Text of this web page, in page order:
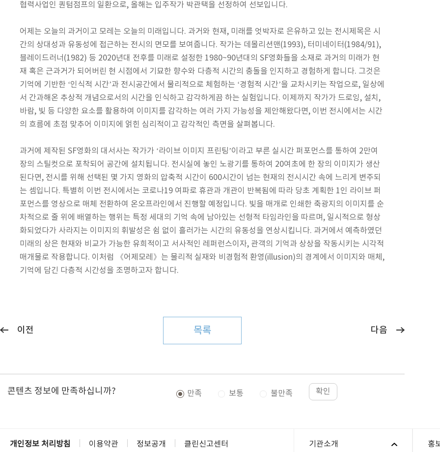
협력사업인 퀀텀점프의 일환으로, 올해는 입주작가 박관택을 선정하여 선보입니다.
어제는 오늘의 과거이고 모레는 오늘의 미래입니다. 과거와 현재, 미래를 엇박자로 은유하고 있는 전시제목은 시
간의 상대성과 유동성에 접근하는 전시의 면모를 보여줍니다. 작가는 데몰리션맨(1993), 터미네이터(1984/91),
블레이드러너(1982) 등 2020년대 전후를 미래로 설정한 1980~90년대의 SF영화들을 소재로 과거의 미래가 현
재 혹은 근과거가 되어버린 현 시점에서 기묘한 향수와 다층적 시간의 충돌을 인지하고 경험하게 합니다. 그것은
기억에 기반한 ‘인식적 시간’과 전시공간에서 물리적으로 체험하는 ‘경험적 시간’을 교차시키는 작업으로, 일상에
서 간과해온 추상적 개념으로서의 시간을 인식하고 감각하게끔 하는 실험입니다. 이제까지 작가가 드로잉, 설치,
바람, 빛 등 다양한 요소를 활용하여 이미지를 감각하는 여러 가지 가능성을 제안해왔다면, 이번 전시에서는 시간
의 흐름에 초점 맞추어 이미지에 얽힌 심리적이고 감각적인 측면을 살펴봅니다.
과거에 제작된 SF영화의 대서사는 작가가 ‘라이브 이미지 프린팅’이라고 부른 실시간 퍼포먼스를 통하여 2만여
장의 스틸컷으로 포착되어 공간에 설치됩니다. 전시실에 놓인 노광기를 통하여 20여초에 한 장의 이미지가 생산
된다면, 전시를 위해 선택된 몇 가지 영화의 압축적 시간이 600시간이 넘는 현재의 전시시간 속에 느리게 변주되
는 셈입니다. 특별히 이번 전시에서는 코로나19 여파로 휴관과 개관이 반복됨에 따라 당초 계획한 1인 라이브 퍼
포먼스를 영상으로 매체 전환하여 온오프라인에서 진행할 예정입니다. 빛을 매개로 인쇄한 축광지의 이미지를 순
차적으로 줄 위에 배열하는 행위는 특정 세대의 기억 속에 남아있는 선형적 타임라인을 따르며, 일시적으로 형상
화되었다가 사라지는 이미지의 휘발성은 쉼 없이 흘러가는 시간의 유동성을 연상시킵니다. 과거에서 예측하였던
미래의 상은 현재와 비교가 가능한 유희적이고 서사적인 레퍼런스이자, 관객의 기억과 상상을 작동시키는 시각적
매개물로 작용합니다. 이처럼 《어제모레》는 물리적 실재와 비경험적 환영(illusion)의 경계에서 이미지와 매체,
기억에 담긴 다층적 시간성을 조명하고자 합니다.
이전 목록 다음
콘텐츠 정보에 만족하십니까? 만족 보통 불만족 확인
개인정보 처리방침 이용약관 정보공개 클린신고센터 기관소개 홍